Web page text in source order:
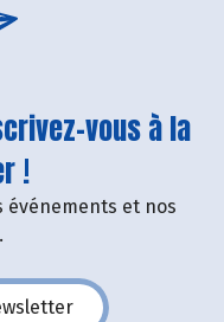
vous à la
!
événements et nos